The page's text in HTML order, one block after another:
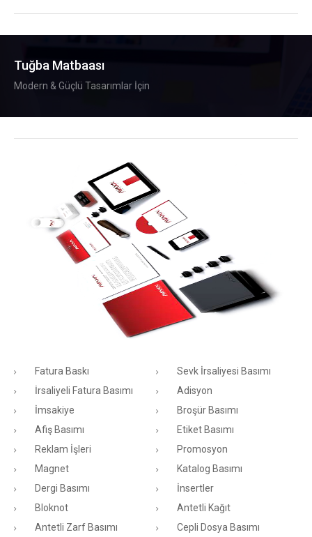
Tuğba Matbaası
Modern & Güçlü Tasarımlar İçin
Fatura Baskı
Sevk İrsaliyesi Basımı
İrsaliyeli Fatura Basımı
Adisyon
İmsakiye
Broşür Basımı
Afiş Basımı
Etiket Basımı
Reklam İşleri
Promosyon
Magnet
Katalog Basımı
Dergi Basımı
İnsertler
Bloknot
Antetli Kağıt
Antetli Zarf Basımı
Cepli Dosya Basımı